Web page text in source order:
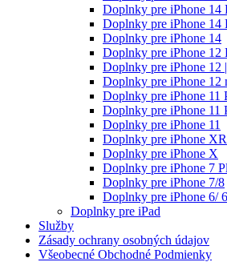
Doplnky pre iPhone 14
Doplnky pre iPhone 14
Doplnky pre iPhone 14
Doplnky pre iPhone 12
Doplnky pre iPhone 12
Doplnky pre iPhone 12
Doplnky pre iPhone 11
Doplnky pre iPhone 11
Doplnky pre iPhone 11
Doplnky pre iPhone XR
Doplnky pre iPhone X
Doplnky pre iPhone 7
Doplnky pre iPhone 7/8
Doplnky pre iPhone 6/
Doplnky pre iPad
Služby
Zásady ochrany osobných údajov
Všeobecné Obchodné Podmienky